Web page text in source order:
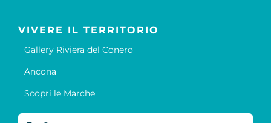
VIVERE IL TERRITORIO
Gallery Riviera del Conero
Ancona
Scopri le Marche
Cerca